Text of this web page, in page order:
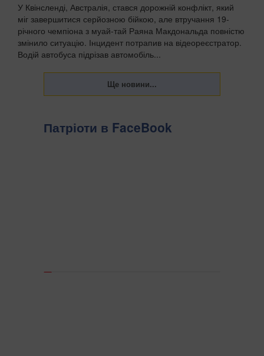
У Квінсленді, Австралія, стався дорожній конфлікт, який
міг завершитися серйозною бійкою, але втручання 19-
річного чемпіона з муай-тай Раяна Макдональда повністю
змінило ситуацію. Інцидент потрапив на відеореєстратор.
Водій автобуса підрізав автомобіль...
Патріоти в FaceBook